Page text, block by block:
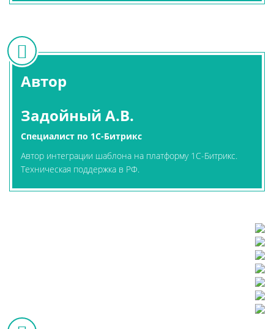
Автор
Задойный А.В.
Специалист по 1С-Битрикс
Автор интеграции шаблона на платформу 1С-Битрикс.
Техническая поддержка в РФ.